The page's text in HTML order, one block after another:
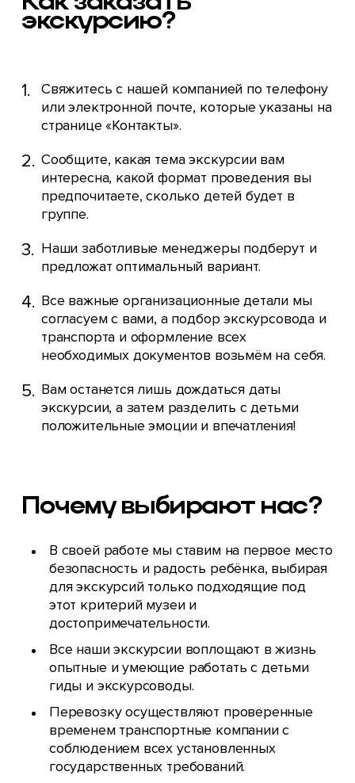
экскурсию?
Свяжитесь с нашей компанией по телефону
или электронной почте, которые указаны на
странице «Контакты».
Сообщите, какая тема экскурсии вам
интересна, какой формат проведения вы
предпочитаете, сколько детей будет в
группе.
Наши заботливые менеджеры подберут и
предложат оптимальный вариант.
Все важные организационные детали мы
согласуем с вами, а подбор экскурсовода и
транспорта и оформление всех
необходимых документов возьмём на себя.
Вам останется лишь дождаться даты
экскурсии, а затем разделить с детьми
положительные эмоции и впечатления!
Почему выбирают нас?
В своей работе мы ставим на первое место
безопасность и радость ребёнка, выбирая
для экскурсий только подходящие под
этот критерий музеи и
достопримечательности.
Все наши экскурсии воплощают в жизнь
опытные и умеющие работать с детьми
гиды и экскурсоводы.
Перевозку осуществляют проверенные
временем транспортные компании с
соблюдением всех установленных
государственных требований.